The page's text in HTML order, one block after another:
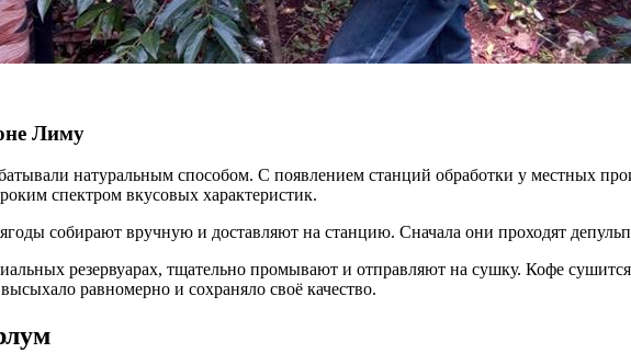
Лиму
натуральным способом. С появлением станций обработки у местных
спектром вкусовых характеристик.
собирают вручную и доставляют на станцию. Сначала они проходят
резервуарах, тщательно промывают и отправляют на сушку. Кофе
равномерно и сохраняло своё качество.